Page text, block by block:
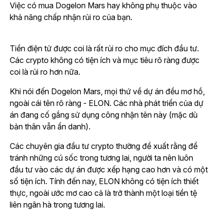
Việc có mua Dogelon Mars hay không phụ thuộc vào
khả năng chấp nhận rủi ro của bạn.
Tiền điện tử được coi là rất rủi ro cho mục đích đầu tư.
Các crypto không có tiện ích và mục tiêu rõ ràng được
coi là rủi ro hơn nữa.
Khi nói đến Dogelon Mars, mọi thứ về dự án đều mơ hồ,
ngoài cái tên rõ ràng - ELON. Các nhà phát triển của dự
án đang cố gắng sử dụng công nhận tên này (mặc dù
bản thân vẫn ẩn danh).
Các chuyên gia đầu tư crypto thường đề xuất rằng để
tránh những cú sốc trong tương lai, người ta nên luôn
đầu tư vào các dự án được xếp hạng cao hơn và có một
số tiện ích. Tính đến nay, ELON không có tiện ích thiết
thực, ngoài ước mơ cao cả là trở thành một loại tiền tệ
liên ngân hà trong tương lai.